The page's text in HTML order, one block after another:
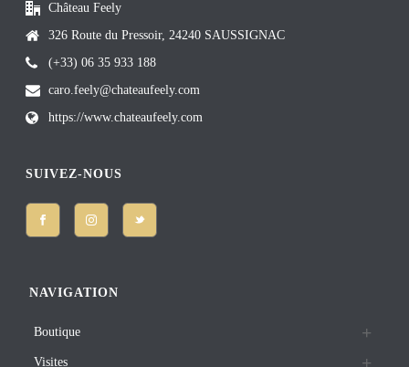
Château Feely
326 Route du Pressoir, 24240 SAUSSIGNAC
(+33) 06 35 933 188
caro.feely@chateaufeely.com
https://www.chateaufeely.com
SUIVEZ-NOUS
NAVIGATION
Boutique
Visites